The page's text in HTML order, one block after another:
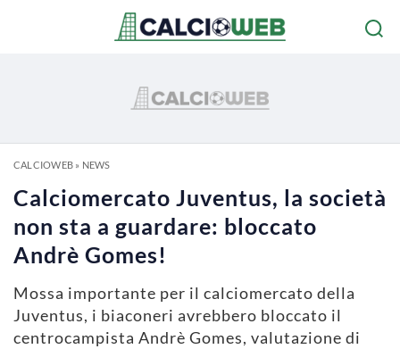
CALCIOWEB» NEWS
Calciomercato Juventus, la società
non sta a guardare: bloccato
Andrè Gomes!
Mossa importante per il calciomercato della
Juventus, i biaconeri avrebbero bloccato il
centrocampista Andrè Gomes, valutazione di